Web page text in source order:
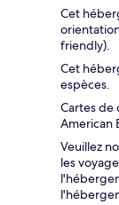
Cet
friendly).
Cet
espèces.
Cartes de
American
Veuillez
les